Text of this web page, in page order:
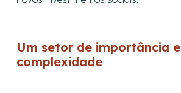
Um setor de importância e
complexidade